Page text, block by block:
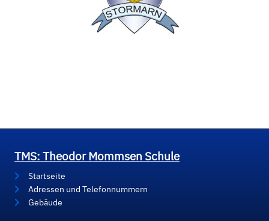
TMS: Theodor Mommsen Schule
Startseite
Adressen und Telefonnummern
Gebäude